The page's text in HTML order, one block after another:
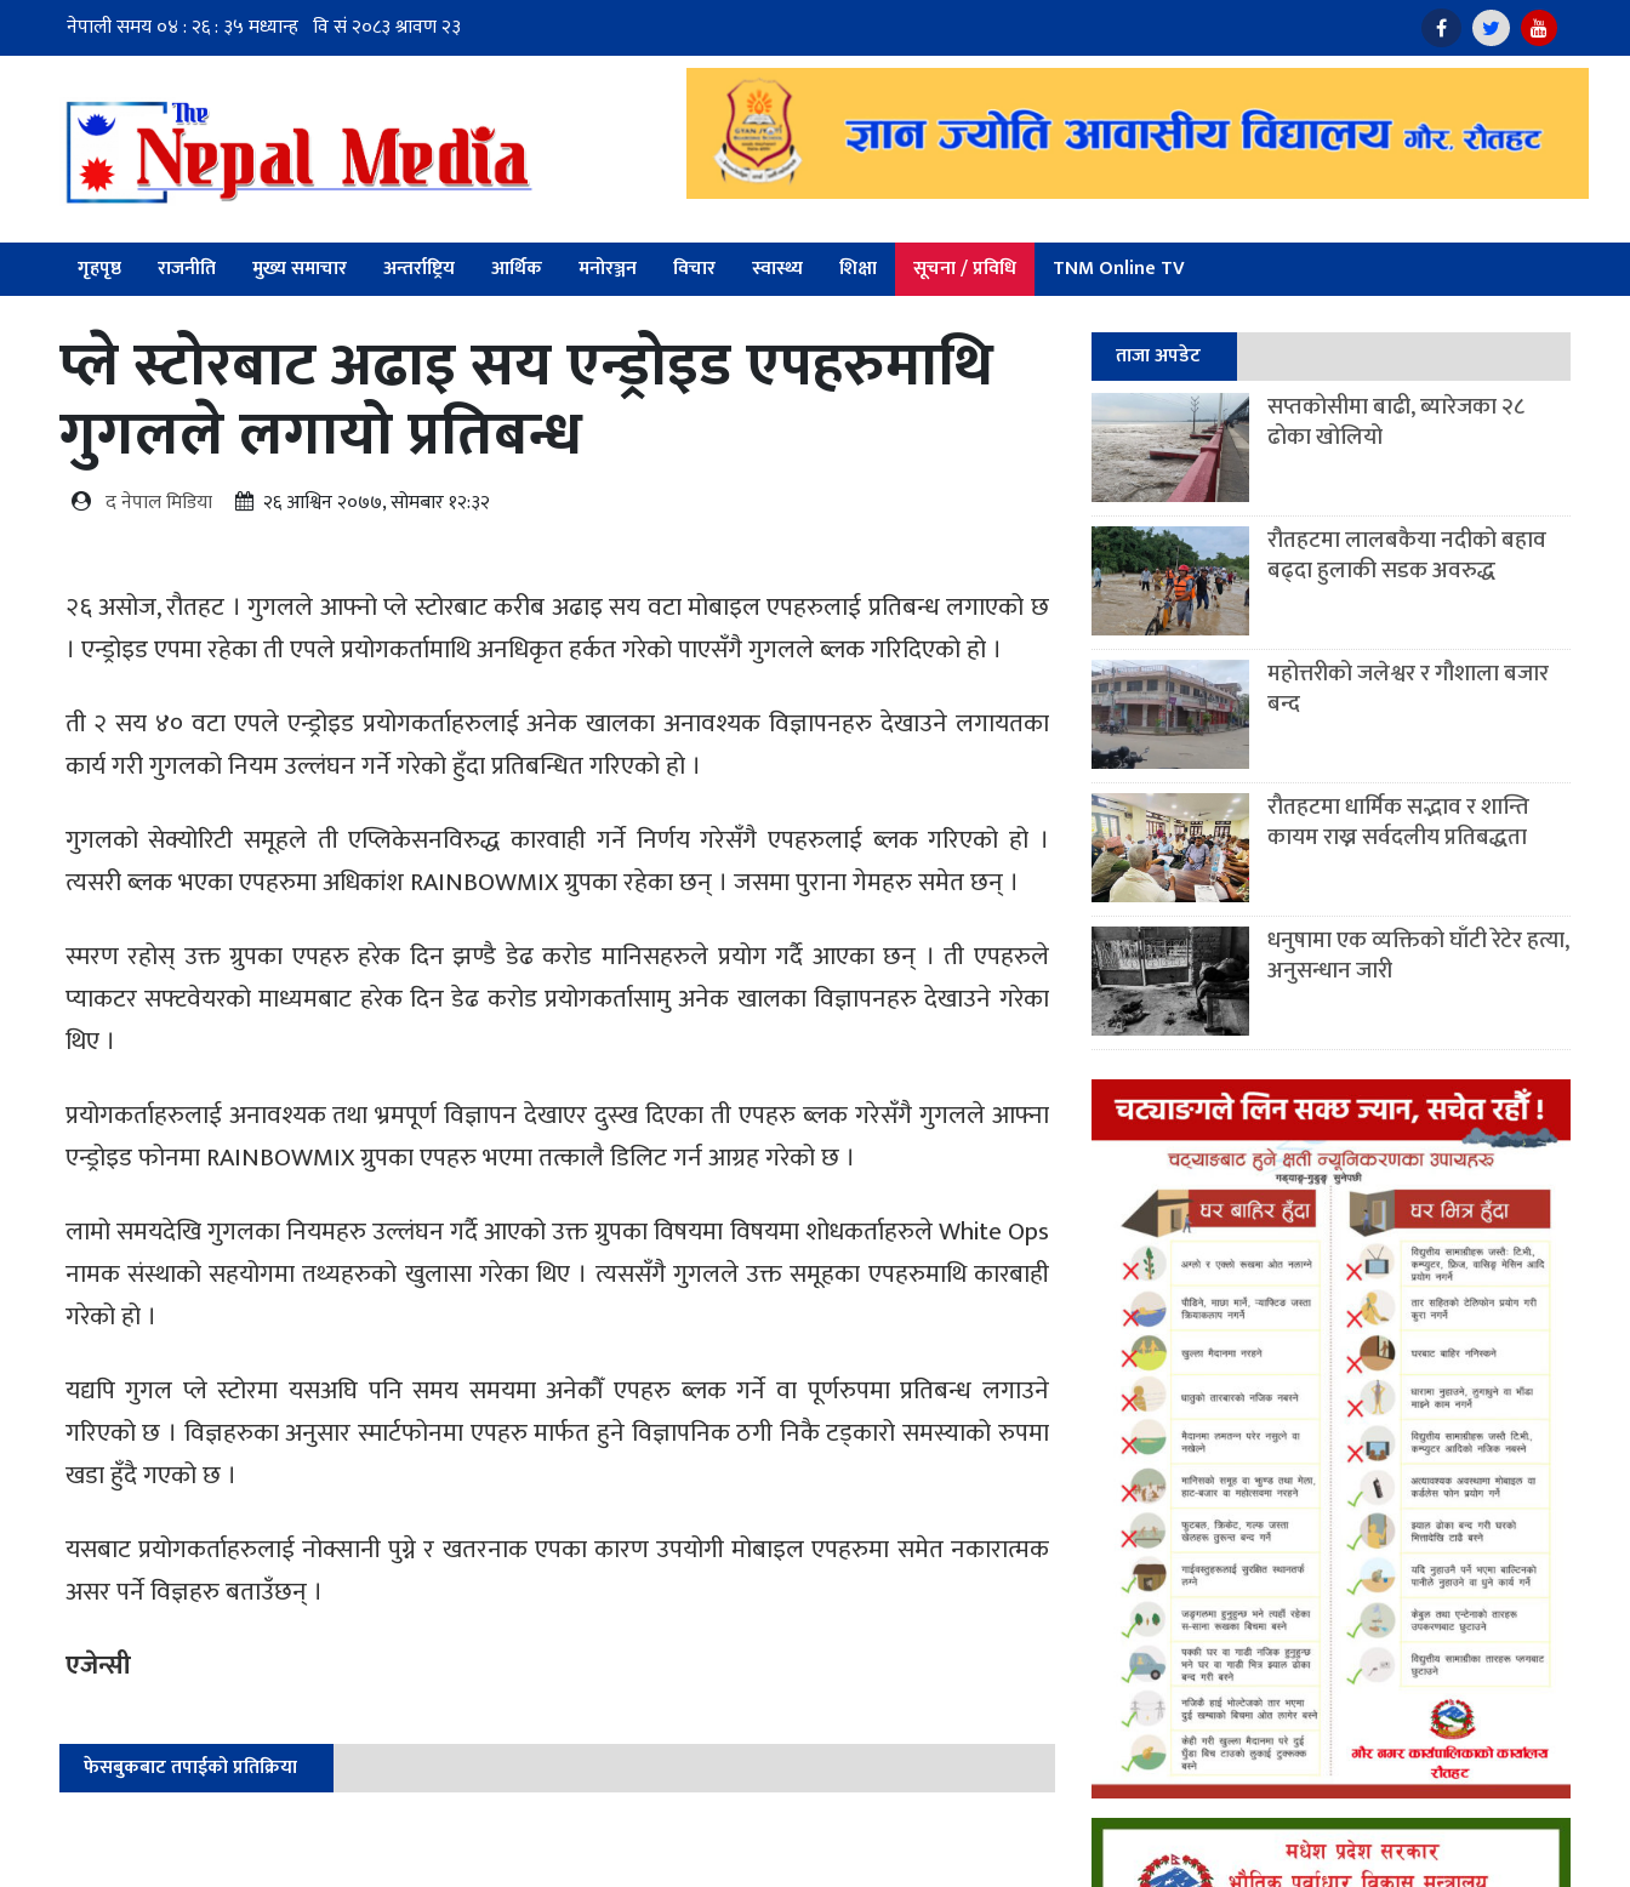
गृहपृष्ठ राजनीति मुख्य समाचार अन्तर्राष्ट्रिय आर्थिक मनोरञ्जन विचार स्वास्थ्य शिक्षा सूचना / प्रविधि TNM Online TV
प्ले स्टोरबाट अढाइ सय एन्ड्रोइड एपहरुमाथि
गुगलले लगायो प्रतिबन्ध
द नेपाल मिडिया २६ आश्विन २०७७, सोमबार १२:३२
२६ असोज, रौतहट । गुगलले आफ्नो प्ले स्टोरबाट करीब अढाइ सय वटा मोबाइल एपहरुलाई प्रतिबन्ध लगाएको छ
। एन्ड्रोइड एपमा रहेका ती एपले प्रयोगकर्तामाथि अनधिकृत हर्कत गरेको पाएसँगै गुगलले ब्लक गरिदिएको हो ।
ती २ सय ४० वटा एपले एन्ड्रोइड प्रयोगकर्ताहरुलाई अनेक खालका अनावश्यक विज्ञापनहरु देखाउने लगायतका
कार्य गरी गुगलको नियम उल्लंघन गर्ने गरेको हुँदा प्रतिबन्धित गरिएको हो ।
गुगलको सेक्योरिटी समूहले ती एप्लिकेसनविरुद्ध कारवाही गर्ने निर्णय गरेसँगै एपहरुलाई ब्लक गरिएको हो ।
त्यसरी ब्लक भएका एपहरुमा अधिकांश RAINBOWMIX ग्रुपका रहेका छन् । जसमा पुराना गेमहरु समेत छन् ।
स्मरण रहोस् उक्त ग्रुपका एपहरु हरेक दिन झण्डै डेढ करोड मानिसहरुले प्रयोग गर्दै आएका छन् । ती एपहरुले
प्याकटर सफ्टवेयरको माध्यमबाट हरेक दिन डेढ करोड प्रयोगकर्तासामु अनेक खालका विज्ञापनहरु देखाउने गरेका
थिए ।
प्रयोगकर्ताहरुलाई अनावश्यक तथा भ्रमपूर्ण विज्ञापन देखाएर दुस्ख दिएका ती एपहरु ब्लक गरेसँगै गुगलले आफ्ना
एन्ड्रोइड फोनमा RAINBOWMIX ग्रुपका एपहरु भएमा तत्कालै डिलिट गर्न आग्रह गरेको छ ।
लामो समयदेखि गुगलका नियमहरु उल्लंघन गर्दै आएको उक्त ग्रुपका विषयमा विषयमा शोधकर्ताहरुले White Ops
नामक संस्थाको सहयोगमा तथ्यहरुको खुलासा गरेका थिए । त्यससँगै गुगलले उक्त समूहका एपहरुमाथि कारबाही
गरेको हो ।
यद्यपि गुगल प्ले स्टोरमा यसअघि पनि समय समयमा अनेकौँ एपहरु ब्लक गर्ने वा पूर्णरुपमा प्रतिबन्ध लगाउने
गरिएको छ । विज्ञहरुका अनुसार स्मार्टफोनमा एपहरु मार्फत हुने विज्ञापनिक ठगी निकै टड्कारो समस्याको रुपमा
खडा हुँदै गएको छ ।
यसबाट प्रयोगकर्ताहरुलाई नोक्सानी पुग्ने र खतरनाक एपका कारण उपयोगी मोबाइल एपहरुमा समेत नकारात्मक
असर पर्ने विज्ञहरु बताउँछन् ।
एजेन्सी
फेसबुकबाट तपाईको प्रतिक्रिया
ताजा अपडेट
सप्तकोसीमा बाढी, ब्यारेजका २८
ढोका खोलियो
रौतहटमा लालबकैया नदीको बहाव
बढ्दा हुलाकी सडक अवरुद्ध
महोत्तरीको जलेश्वर र गौशाला बजार
बन्द
रौतहटमा धार्मिक सद्भाव र शान्ति
कायम राख्न सर्वदलीय प्रतिबद्धता
धनुषामा एक व्यक्तिको घाँटी रेटेर हत्या,
अनुसन्धान जारी